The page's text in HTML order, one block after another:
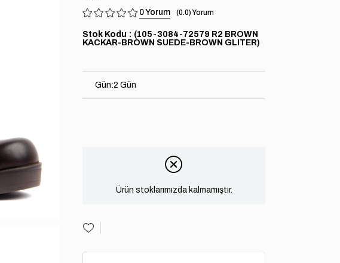
0 0.0
Stok Kodu
(105-3084-72579 R2 BROWN
KACKAR-BROWN SUEDE-BROWN GLITER)
Gün:2 Gün
Ürün stoklarımızda kalmamıştır.